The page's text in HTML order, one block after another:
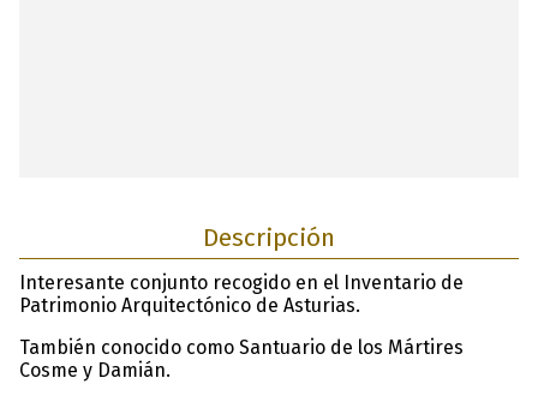
Descripción
Interesante conjunto recogido en el Inventario de
Patrimonio Arquitectónico de Asturias.
También conocido como Santuario de los Mártires
Cosme y Damián.